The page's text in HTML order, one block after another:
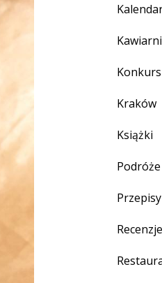
Konkurs
Kraków
Książki
Podróże
Przepisy
Recenzje